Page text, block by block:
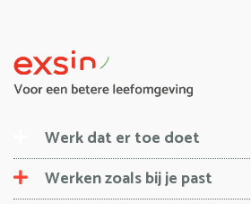
Werk dat er toe doet
Werken zoals bij je past